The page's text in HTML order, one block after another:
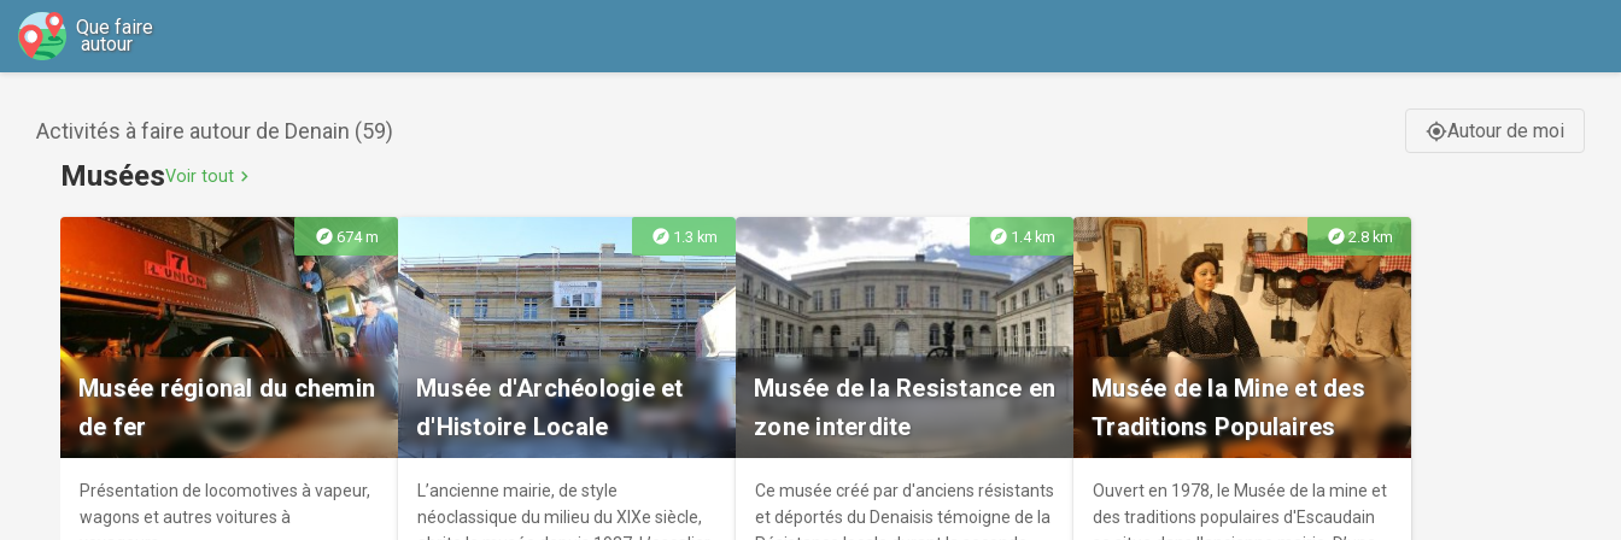
Que faire
autour
Activités à faire autour de Denain (59) gps_fixedAutour de moi
MuséesVoir tout chevron_right
explore 674 m
Musée régional du chemin
de fer
Présentation de locomotives à vapeur,
wagons et autres voitures à
explore 1.3 km
Musée d'Archéologie et
d'Histoire Locale
L’ancienne mairie, de style
néoclassique du milieu du XIXe siècle,
explore 1.4 km
Musée de la Resistance en
zone interdite
Ce musée créé par d'anciens résistants
et déportés du Denaisis témoigne de la
explore2.8 km
Musée de la Mine et des
Traditions Populaires
Ouvert en 1978, le Musée de la mine et
des traditions populaires d'Escaudain